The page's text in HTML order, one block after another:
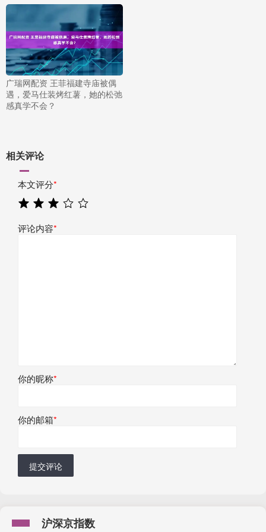
广瑞网配资 王菲福建寺庙被偶
遇，爱马仕装烤红薯，她的松弛
感真学不会？
相关评论
本文评分*
评论内容*
你的昵称*
你的邮箱*
提交评论
沪深京指数